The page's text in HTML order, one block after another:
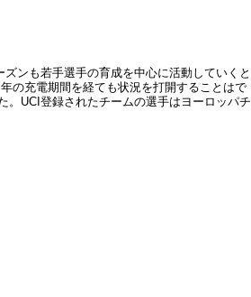
ンも若手選手の育成を中心に活動していくと
の充電期間を経ても状況を打開することはで
。UCI登録されたチームの選手はヨーロッパチ